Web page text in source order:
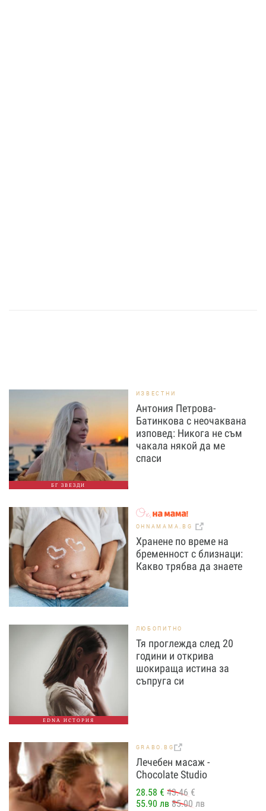
БГ ЗВЕЗДИ
ИЗВЕСТНИ
Антония Петрова-
Батинкова с неочаквана
изповед: Никога не съм
чакала някой да ме
спаси
OHNAMAMA.BG
Хранене по време на
бременност с близнаци:
Какво трябва да знаете
EDNA ИСТОРИЯ
ЛЮБОПИТНО
Тя проглежда след 20
години и открива
шокираща истина за
съпруга си
GRABO.BG
Лечебен масаж -
Chocolate Studio
28.58 € 43.46 €
55.90 лв 85.00 лв